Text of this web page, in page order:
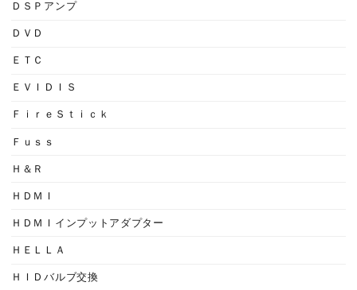
ＤＳＰアンプ
ＤＶＤ
ＥＴＣ
ＥＶＩＤＩＳ
ＦｉｒｅＳｔｉｃｋ
Ｆｕｓｓ
Ｈ＆Ｒ
ＨＤＭＩ
ＨＤＭＩインプットアダプター
ＨＥＬＬＡ
ＨＩＤバルブ交換